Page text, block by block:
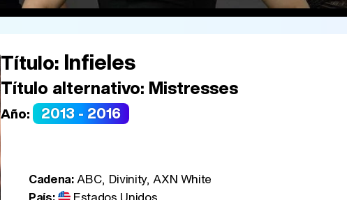
Título: Infieles
Título alternativo: Mistresses
Año: 2013 - 2016
Cadena:ABC, Divinity, AXN White